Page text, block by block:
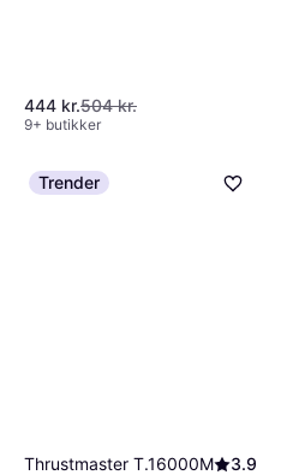
444 kr.504 kr.
9+ butikker
Trender
Thrustmaster T.16000M
3.9